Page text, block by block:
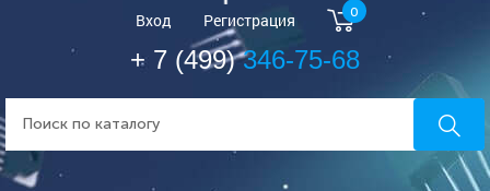
Вход Регистрация 0
+ 7 (499)346-75-68